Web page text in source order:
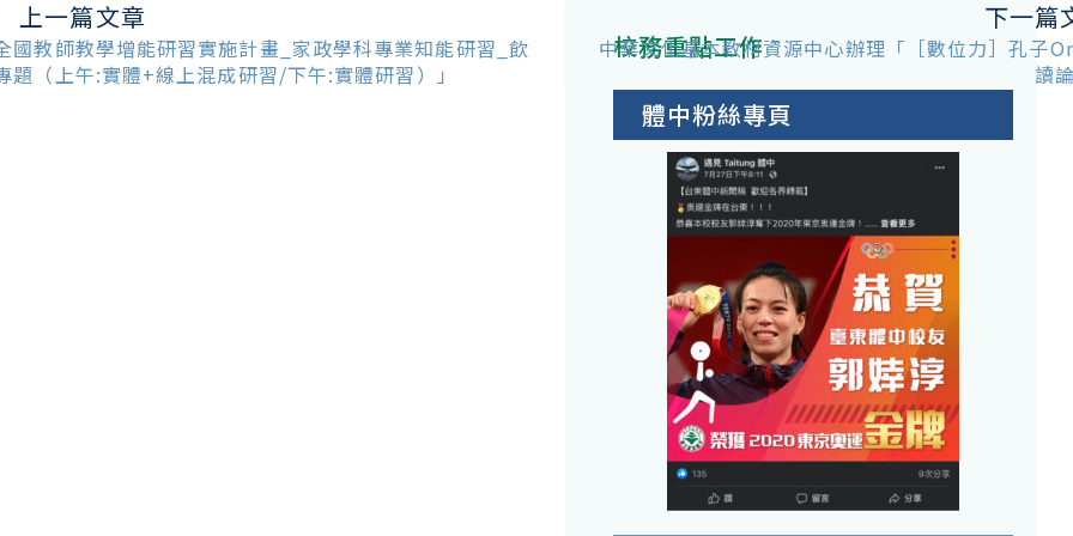
上一篇文章
國教師教學增能研習實施計畫_家政學科專業知能研習_飲
題（上午:實體+線上混成研習/下午:實體研習）」
下一篇
中華文化基本教材資源中心辦理「［數位力］孔子
讀
校務重點工作
體中粉絲專頁